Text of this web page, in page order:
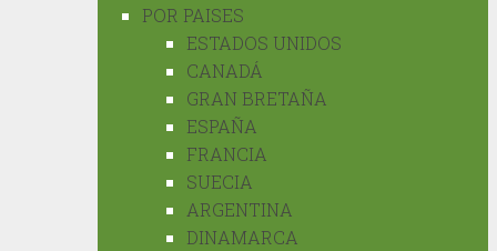
POR PAISES
ESTADOS UNIDOS
CANADÁ
GRAN BRETAÑA
ESPAÑA
FRANCIA
SUECIA
ARGENTINA
DINAMARCA